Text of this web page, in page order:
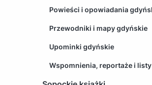
Powieści i opowiadania
Przewodniki i mapy gdyńskie
Upominki gdyńskie
Wspomnienia, reportaże i listy